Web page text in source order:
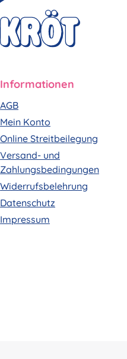
Informationen
AGB
Mein Konto
Online Streitbeilegung
Versand- und
Zahlungsbedingungen
Widerrufsbelehrung
Datenschutz
Impressum